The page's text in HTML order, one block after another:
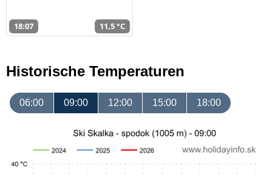
18:07 11,5 °C
Historische Temperaturen
06:00 09:00 12:00 15:00 18:00